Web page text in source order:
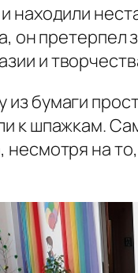
находили
он
и
бумаги
к шпажкам.
на